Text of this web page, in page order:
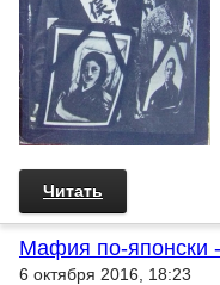
Читать
Мафия по-японски
6 октября 2016, 18:23